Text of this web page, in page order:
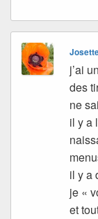
j’ai
des
ne
il y a
il y a
je «
et